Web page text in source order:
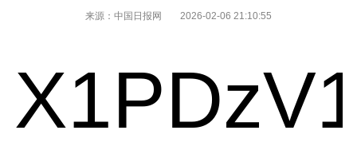
来源：中国日报网 2026-02-06 21:10:55